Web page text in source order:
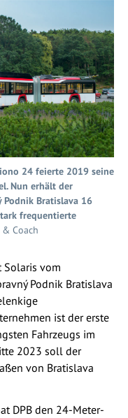
24 feierte 2019 seine
Nun erhält der
Podnik Bratislava 16
frequentierte
Coach
Solaris vom
Podnik Bratislava
ist der erste
Fahrzeugs im
2023 soll der
von Bratislava
DPB den 24-Meter-